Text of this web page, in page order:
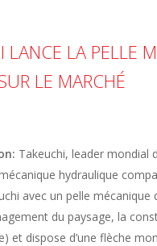
LANCE LA PELLE
LE MARCHÉ
Takeuchi, leader mondial
hydraulique
avec un pelle
du paysage, la
et dispose d’une flèche